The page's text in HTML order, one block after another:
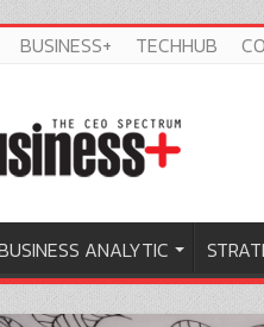
BUSINESS+ TECHHUB
ANALYTIC